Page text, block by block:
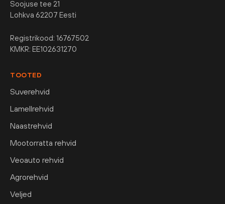
Soojuse tee 21
Lohkva 62207 Eesti
Registrikood: 16767502
KMKR: EE102631270
TOOTED
Suverehvid
Lamellrehvid
Naastrehvid
Mootorratta rehvid
Veoauto rehvid
Agrorehvid
Veljed